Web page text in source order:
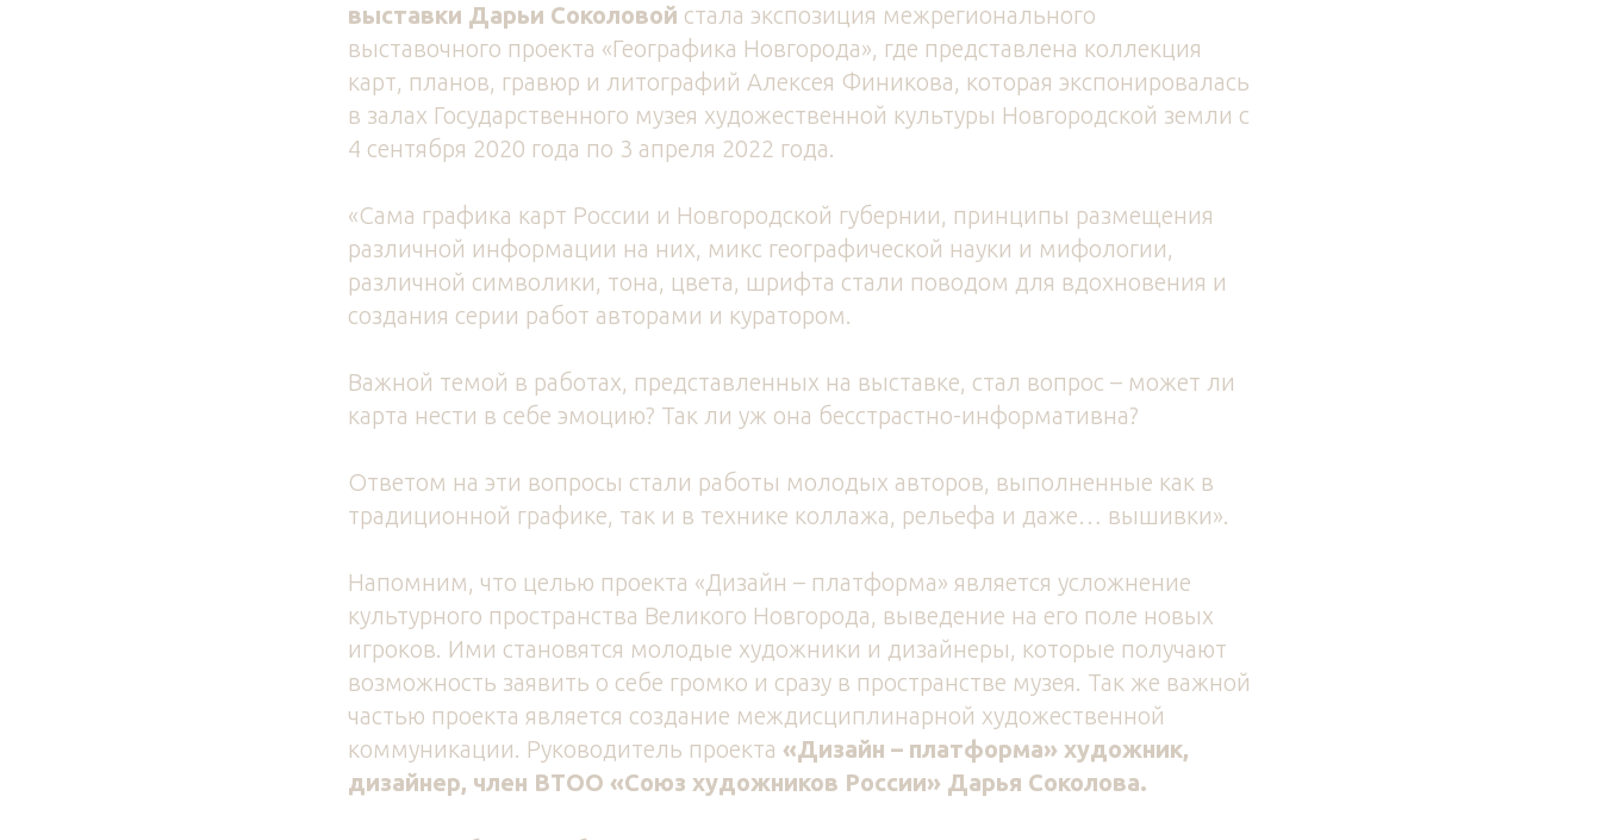
выставки Дарьи Соколовой стала экспозиция межрегионального
выставочного проекта «Географика Новгорода», где представлена коллекция
карт, планов, гравюр и литографий Алексея Финикова, которая экспонировалась
в залах Государственного музея художественной культуры Новгородской земли с
4 сентября 2020 года по 3 апреля 2022 года.
«Сама графика карт России и Новгородской губернии, принципы размещения
различной информации на них, микс географической науки и мифологии,
различной символики, тона, цвета, шрифта стали поводом для вдохновения и
создания серии работ авторами и куратором.
Важной темой в работах, представленных на выставке, стал вопрос – может ли
карта нести в себе эмоцию? Так ли уж она бесстрастно-информативна?
Ответом на эти вопросы стали работы молодых авторов, выполненные как в
традиционной графике, так и в технике коллажа, рельефа и даже… вышивки».
Напомним, что целью проекта «Дизайн – платформа» является усложнение
культурного пространства Великого Новгорода, выведение на его поле новых
игроков. Ими становятся молодые художники и дизайнеры, которые получают
возможность заявить о себе громко и сразу в пространстве музея. Так же важной
частью проекта является создание междисциплинарной художественной
коммуникации. Руководитель проекта «Дизайн – платформа» художник,
дизайнер, член ВТОО «Союз художников России» Дарья Соколова.